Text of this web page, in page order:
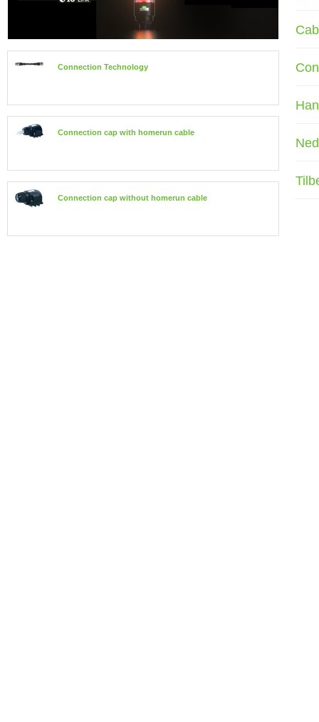
Connection Technology
Connection cap with homerun cable
Connection cap without homerun cable